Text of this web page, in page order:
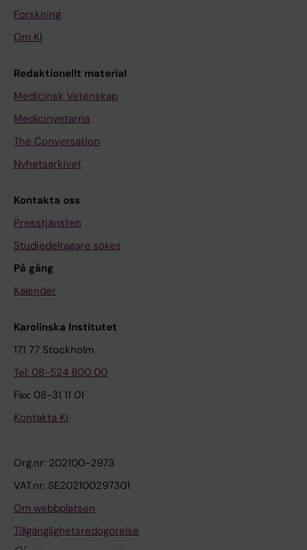
Forskning
Om KI
Redaktionellt material
Medicinsk Vetenskap
Medicinvetarna
The Conversation
Nyhetsarkivet
Kontakta oss
Presstjänsten
Studiedeltagare sökes
På gång
Kalender
Karolinska Institutet
171 77 Stockholm
Tel: 08-524 800 00
Fax: 08-31 11 01
Kontakta KI
Org.nr: 202100-2973
VAT.nr: SE202100297301
Om webbplatsen
Tillgänglighetsredogörelse